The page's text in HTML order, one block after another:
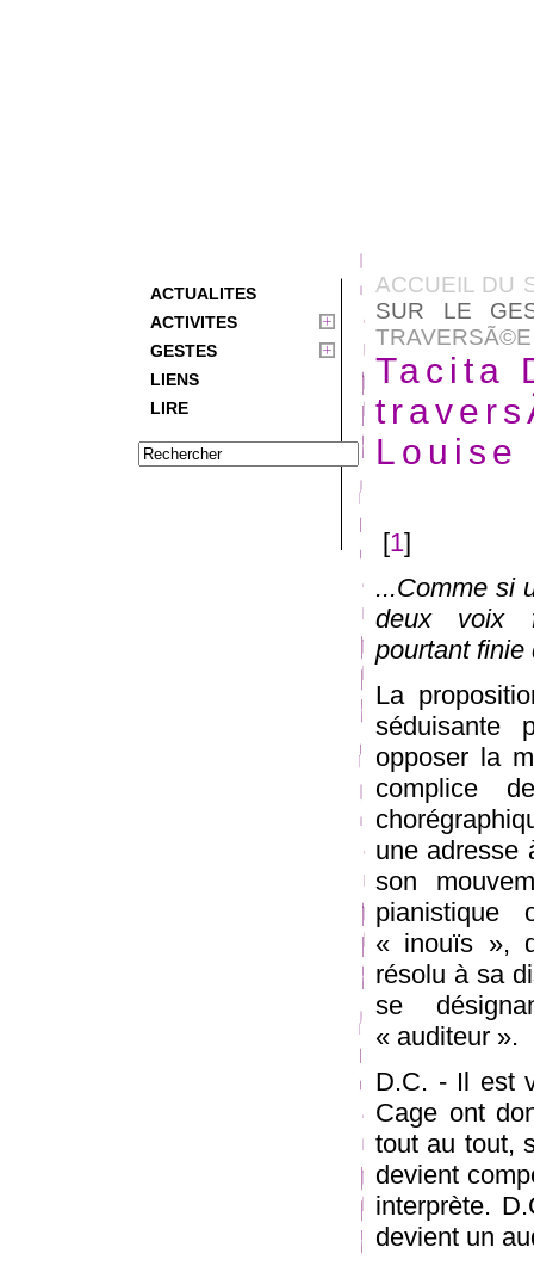
ACTUALITES
ACTIVITES
GESTES
LIENS
LIRE
ACCUEIL DU
SUR LE
TRAVERSÃ©E
Tacita
Louise
[1]
...Comme si
deux voix
pourtant finie
La
séduisante
opposer la
complice
une adresse
son
pianistique
« inouïs »,
résolu à sa
se
« auditeur ».
D.C. - Il est
Cage ont
tout au tout,
devient
interprète.
devient un